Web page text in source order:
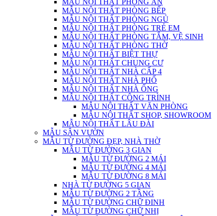
MẪU NỘI THẤT PHÒNG ĂN
MẪU NỘI THẤT PHÒNG BẾP
MẪU NỘI THẤT PHÒNG NGỦ
MẪU NỘI THẤT PHÒNG TRẺ EM
MẪU NỘI THẤT PHÒNG TẮM, VỆ SINH
MẪU NỘI THẤT PHÒNG THỜ
MẪU NỘI THẤT BIỆT THỰ
MẪU NỘI THẤT CHUNG CƯ
MẪU NỘI THẤT NHÀ CẤP 4
MẪU NỘI THẤT NHÀ PHỐ
MẪU NỘI THẤT NHÀ ỐNG
MẪU NỘI THẤT CÔNG TRÌNH
MẪU NỘI THẤT VĂN PHÒNG
MẪU NỘI THẤT SHOP, SHOWROOM
MẪU NỘI THẤT LÂU ĐÀI
MẪU SÂN VƯỜN
MẪU TỪ ĐƯỜNG ĐẸP, NHÀ THỜ
MẪU TỪ ĐƯỜNG 3 GIAN
MẪU TỪ ĐƯỜNG 2 MÁI
MẪU TỪ ĐƯỜNG 4 MÁI
MẪU TỪ ĐƯỜNG 8 MÁI
NHÀ TỪ ĐƯỜNG 5 GIAN
MẪU TỪ ĐƯỜNG 2 TẦNG
MẪU TỪ ĐƯỜNG CHỮ ĐINH
MẪU TỪ ĐƯỜNG CHỮ NHỊ